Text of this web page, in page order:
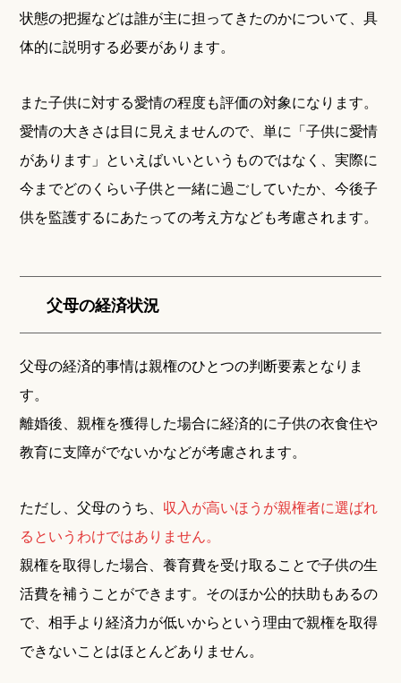
状態の把握などは誰が主に担ってきたのかについて、具
体的に説明する必要があります。
また子供に対する愛情の程度も評価の対象になります。
愛情の大きさは目に見えませんので、単に「子供に愛情
があります」といえばいいというものではなく、実際に
今までどのくらい子供と一緒に過ごしていたか、今後子
供を監護するにあたっての考え方なども考慮されます。
父母の経済状況
父母の経済的事情は親権のひとつの判断要素となりま
す。
離婚後、親権を獲得した場合に経済的に子供の衣食住や
教育に支障がでないかなどが考慮されます。
ただし、父母のうち、 収入が高いほうが親権者に選ばれ
るというわけではありません。
親権を取得した場合、養育費を受け取ることで子供の生
活費を補うことができます。そのほか公的扶助もあるの
で、相手より経済力が低いからという理由で親権を取得
できないことはほとんどありません。